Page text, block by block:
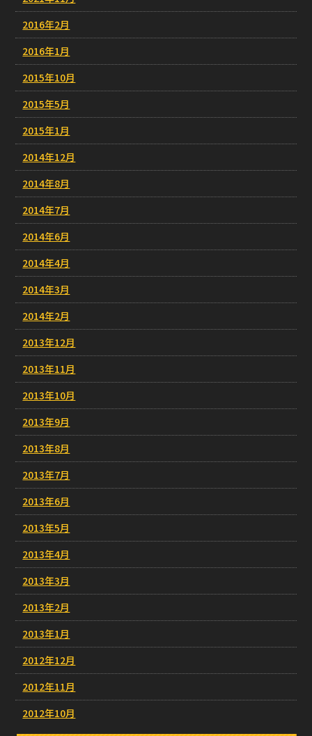
2016年2月
2016年1月
2015年10月
2015年5月
2015年1月
2014年12月
2014年8月
2014年7月
2014年6月
2014年4月
2014年3月
2014年2月
2013年12月
2013年11月
2013年10月
2013年9月
2013年8月
2013年7月
2013年6月
2013年5月
2013年4月
2013年3月
2013年2月
2013年1月
2012年12月
2012年11月
2012年10月